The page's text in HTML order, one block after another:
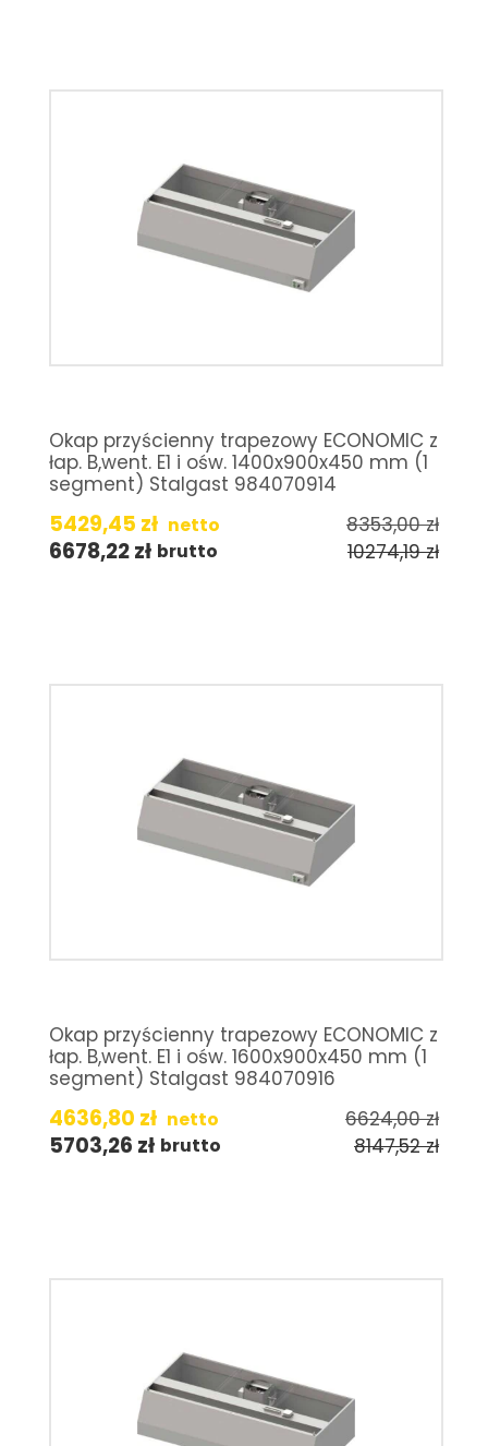
Okap przyścienny trapezowy ECONOMIC z
łap. B,went. E1 i ośw. 1400x900x450 mm (1
segment) Stalgast 984070914
5429,45 zł netto 8353,00zł
6678,22zł brutto 10274,19zł
Okap przyścienny trapezowy ECONOMIC z
łap. B,went. E1 i ośw. 1600x900x450 mm (1
segment) Stalgast 984070916
4636,80 zł netto 6624,00zł
5703,26 zł brutto 8147,52zł